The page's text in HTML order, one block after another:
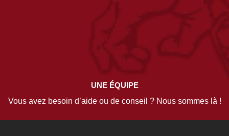
UNE ÉQUIPE
Vous avez besoin d’aide ou de conseil ? Nous sommes là !